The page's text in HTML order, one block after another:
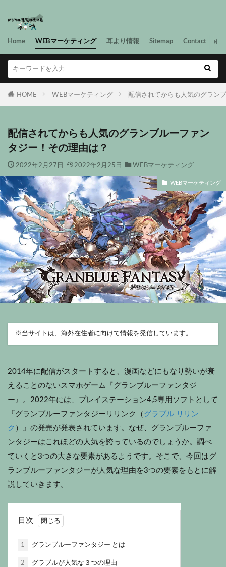
Home WEBマーケティング 耳より情報 Sitemap Contact
HOME WEBマーケティング 配信されてからも人気のグラン
配信されてからも人気のグランブルーファン
タジー！その理由は？
2022年2月27日 2022年2月25日 WEBマーケティング
WEBマーケティング
※ 当サイトは、海外在住者に向けて情報を発信しています。
2014年に配信がスタートすると、漫画などにもなり勢いが衰
えることのないスマホゲーム『グランブルーファンタジ
ー』。2022年には、プレイステーション4,5専用ソフトとして
『グランブルーファンタジーリリンク（ グラブル リリン
ク ）』の発売が発表されています。なぜ、グランブルーファ
ンタジーはこれほどの人気を誇っているのでしょうか。調べ
ていくと3つの大きな要素があるようです。そこで、今回はグ
ランブルーファンタジーが人気な理由を3つの要素をもとに解
説していきます。
目次
1 グランブルーファンタジー とは
2 グラブルが人気な３つの理由